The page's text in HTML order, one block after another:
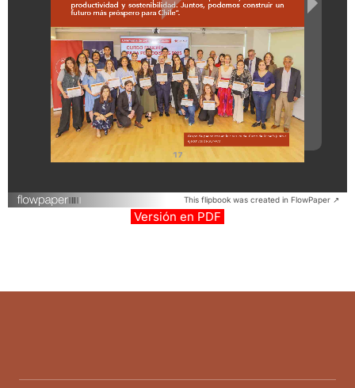
This flipbook was created in FlowPaper ↗
Versión en PDF